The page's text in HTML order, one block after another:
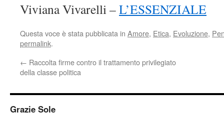
Viviana Vivarelli –L’ESSENZIALE
Questa voce è stata pubblicata in Amore, Etica, Evoluzione,
permalink.
← Raccolta firme contro il trattamento privilegiato
della classe politica
Grazie Sole